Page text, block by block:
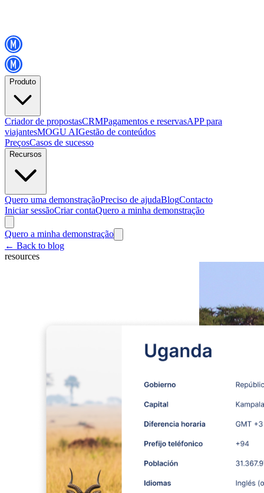
Produto
Criador de propostasCRMPagamentos e reservasAPP para
viajantesMOGU AIGestão de conteúdos
PreçosCasos de sucesso
Recursos
Quero uma demonstraçãoPreciso de ajudaBlogContacto
Iniciar sessãoCriar contaQuero a minha demonstração
Quero a minha demonstração
← Back to blog
resources